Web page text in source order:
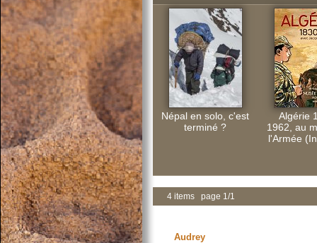
Népal en solo, c'est
terminé ?
Algérie
1962, au
l'Armée
4 items page 1/1
Audrey